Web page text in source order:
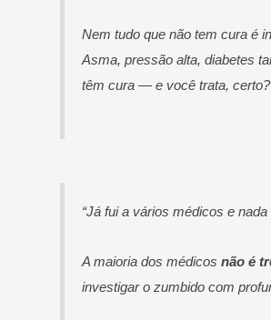
Nem tudo que não tem cura é
Asma, pressão alta, diabetes
têm cura — e você trata, certo?
“Já fui a vários médicos e nada
A maioria dos médicos não é
investigar o zumbido com